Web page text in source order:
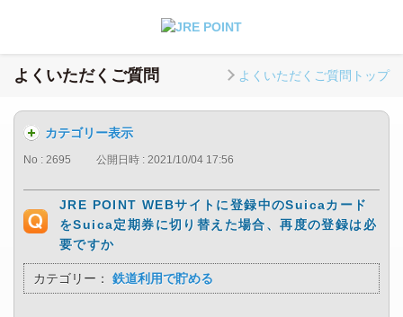
よくいただくご質問 よくいただくご質問トップ
カテゴリー表示
No : 2695 公開日時 : 2021/10/04 17:56
JRE POINT WEBサイトに登録中のSuicaカード
をSuica定期券に切り替えた場合、再度の登録は必
要ですか
カテゴリー： 鉄道利用で貯める